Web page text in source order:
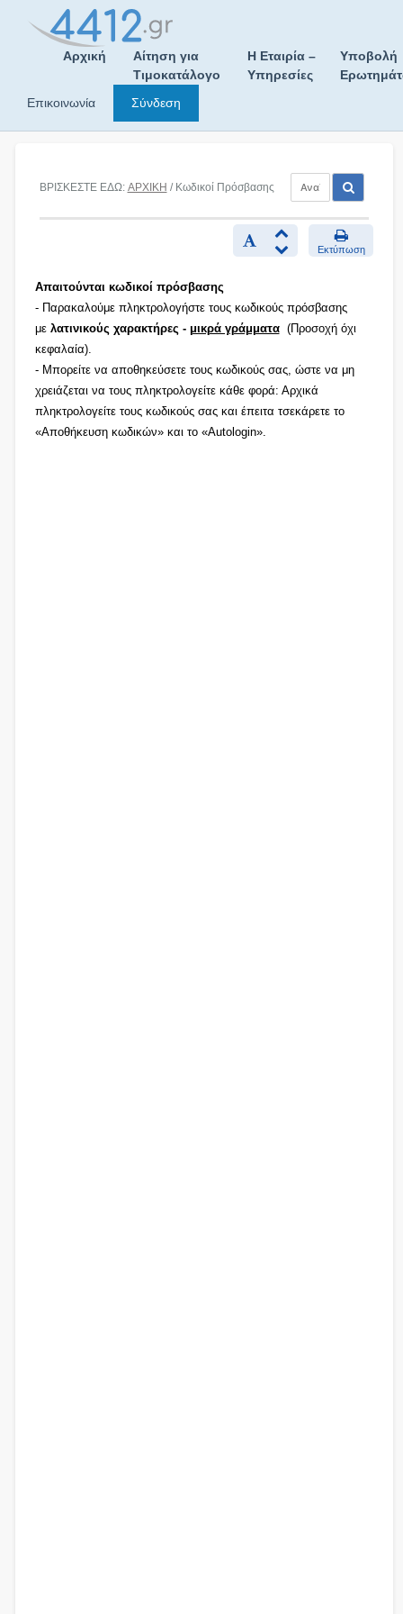
Αρχική
Αίτηση για
Τιμοκατάλογο
Η Εταιρία –
Υπηρεσίες
Υποβολή
Επικοινωνία
Σύνδεση
ΒΡΙΣΚΕΣΤΕ ΕΔΩ: ΑΡΧΙΚΗ / Κωδικοί Πρόσβασης
Εκτύπωση
Απαιτούνται κωδικοί πρόσβασης
- Παρακαλούμε πληκτρολογήστε τους κωδικούς πρόσβασης
με λατινικούς χαρακτήρες - μικρά γράμματα(Προσοχή όχι
κεφαλαία).
- Μπορείτε να αποθηκεύσετε τους κωδικούς σας, ώστε να μη
χρειάζεται να τους πληκτρολογείτε κάθε φορά: Αρχικά
πληκτρολογείτε τους κωδικούς σας και έπειτα τσεκάρετε το
«Αποθήκευση κωδικών» και το «Autologin».